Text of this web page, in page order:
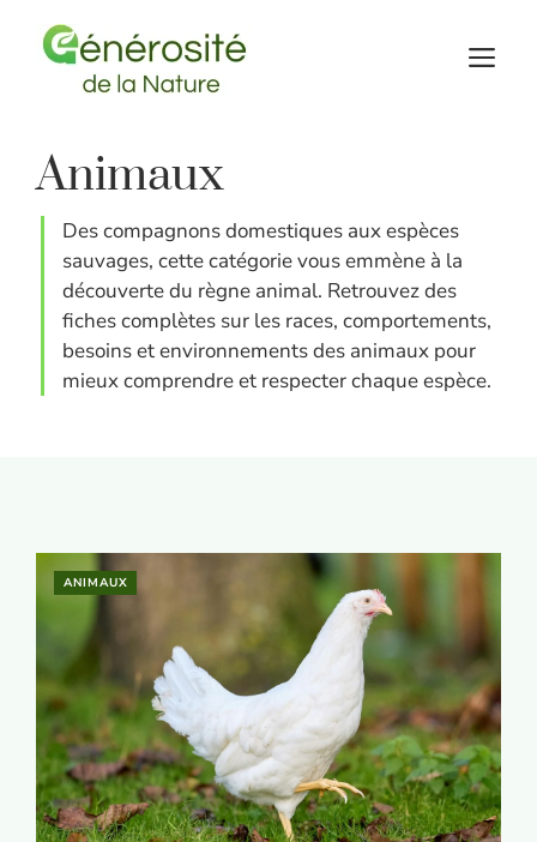
Animaux
Des compagnons domestiques aux espèces
sauvages, cette catégorie vous emmène à la
découverte du règne animal. Retrouvez des
fiches complètes sur les races, comportements,
besoins et environnements des animaux pour
mieux comprendre et respecter chaque espèce.
ANIMAUX